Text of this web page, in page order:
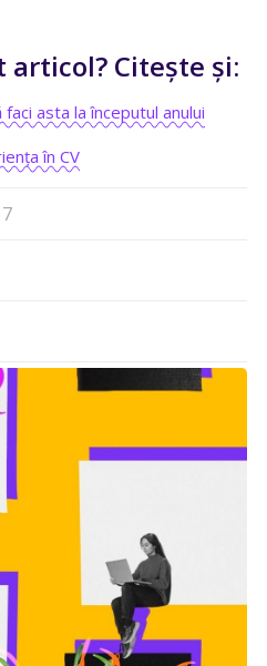
articol? Citește și:
faci asta la începutul anului
în CV